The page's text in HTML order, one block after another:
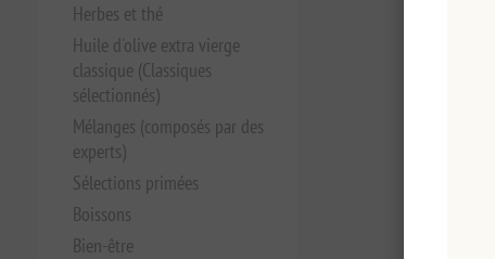
Herbes et thé
Huile d'olive extra vierge
classique (Classiques
sélectionnés)
Mélanges (composés par des
experts)
Sélections primées
Boissons
Bien-être